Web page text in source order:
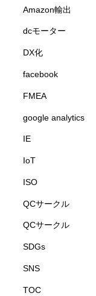
Amazon輸出
dcモーター
DX化
facebook
FMEA
google analytics
IE
IoT
ISO
QCサークル
QCサークル
SDGs
SNS
TOC